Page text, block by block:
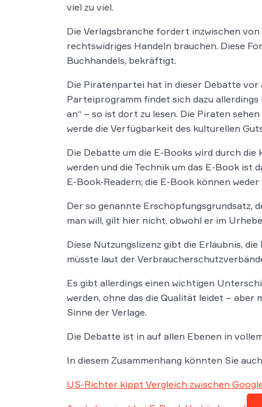
viel zu viel.
Die Verlagsbranche fordert inzwischen
rechtswidriges Handeln brauchen. Diese
Buchhandels, bekräftigt.
Die Piratenpartei hat in dieser Debatte vor
Parteiprogramm findet sich dazu
an“ – so ist dort zu lesen. Die Piraten
werde die Verfügbarkeit des kulturellen
Die Debatte um die E-Books wird durch
werden und die Technik um das E-Book
E-Book-Readern; die E-Book können
Der so genannte Erschöpfungsgrundsatz,
man will, gilt hier nicht, obwohl er im
Diese Nutzungslizenz gibt die Erlaubnis,
müsste laut der
Es gibt allerdings einen wichtigen
werden, ohne das die Qualität leidet –
Sinne der Verlage.
Die Debatte ist in auf allen Ebenen in
In diesem Zusammenhang könnten Sie
US-Richter kippt Vergleich zwischen